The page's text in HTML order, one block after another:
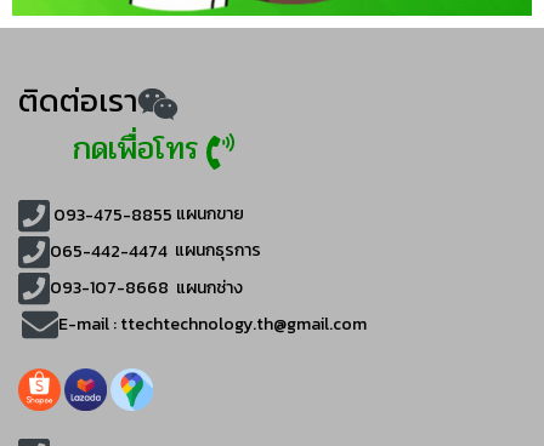
ติดต่อเรา
กดเพื่อโทร
093-475-8855 แผนกขาย
065-442-4474 แผนกธุรการ
093-107-8668 แผนกช่าง
E-mail :ttechtechnology.th@gmail.com